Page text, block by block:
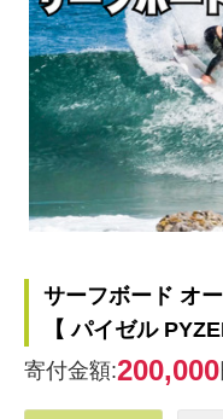
サーフボード オ
【 パイゼル
寄付金額:200,000